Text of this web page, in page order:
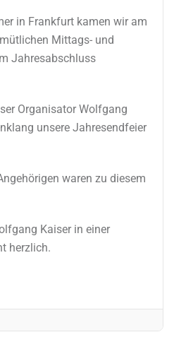
in Frankfurt kamen wir am
Mittags- und
Jahresabschluss
Organisator Wolfgang
unsere Jahresendfeier
waren zu diesem
Kaiser in einer
herzlich.